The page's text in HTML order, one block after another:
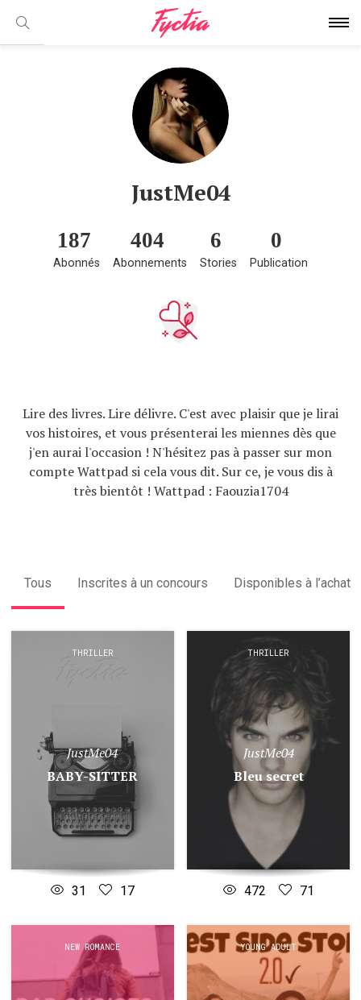
JustMe04
187
Abonnés
404
Abonnements
6
Stories
0
Publication
Lire des livres. Lire délivre. C'est avec plaisir que je lirai
vos histoires, et vous présenterai les miennes dès que
j'en aurai l'occasion ! N'hésitez pas à passer sur mon
compte Wattpad si cela vous dit. Sur ce, je vous dis à
très bientôt ! Wattpad : Faouzia1704
Tous Inscrites à un concours Disponibles à l’achat
THRILLER
JustMe04
BABY-SITTER
31 17
THRILLER
JustMe04
Bleu secret
472 71
NEW ROMANCE YOUNG ADULT